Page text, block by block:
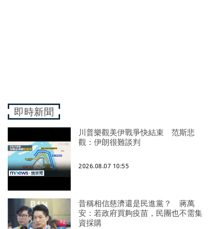
即時新聞
川普樂觀美伊戰爭快結束 范斯悲
觀：伊朗很難談判
2026.08.07 10:55
昔稱相信慈濟還是民進黨？ 蔣萬
安：若政府買夠疫苗，民團也不需集
資採購